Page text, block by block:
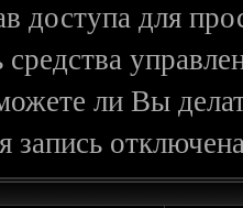
доступа для
средства
ли Вы
запись